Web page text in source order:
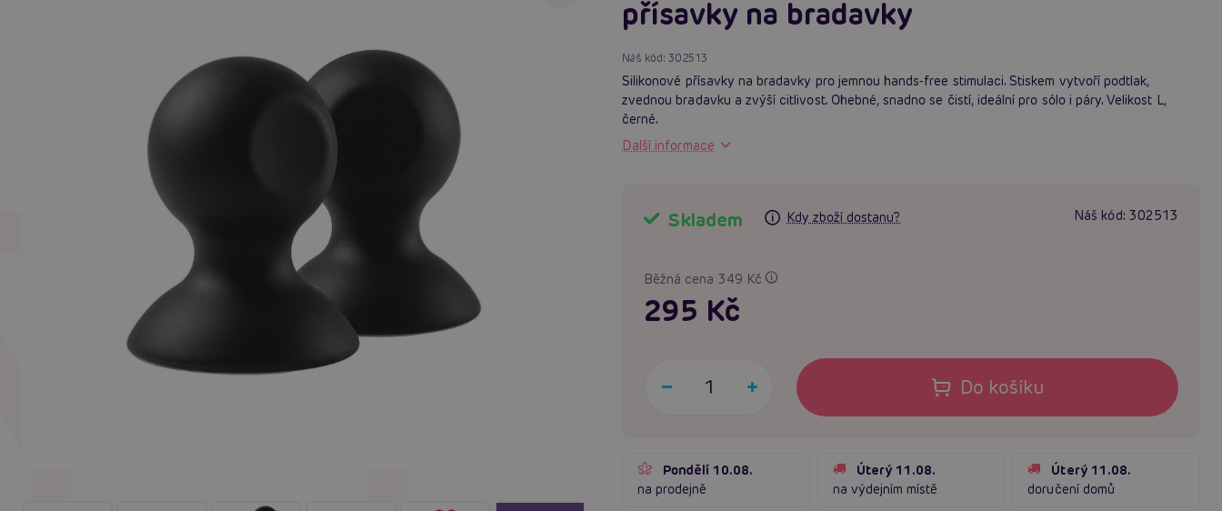
přísavky na bradavky
Náš kód:302513
Silikonové přísavky na bradavky pro jemnou hands‑free stimulaci. Stiskem vytvoří podtlak,
zvednou bradavku a zvýší citlivost. Ohebné, snadno se čistí, ideální pro sólo i páry. Velikost L,
černé.
Další informace
Skladem Kdy zboží dostanu? Náš kód: 302513
Běžná cena 349 Kč
295 Kč
Do košíku
Pondělí 10.08.
na prodejně
Úterý 11.08.
na výdejním místě
Úterý 11.08.
doručení domů